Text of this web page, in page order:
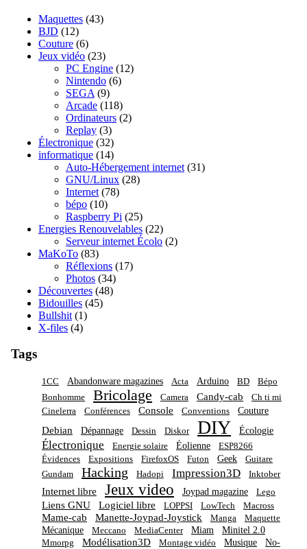
Maquettes (43)
BJD (12)
Couture (6)
Jeux vidéo (23)
PC Engine (12)
Nintendo (6)
SEGA (9)
Arcade (118)
Ordinateurs (2)
Replay (3)
Électronique (32)
informatique (14)
Auto-Hébergement internet (31)
GNU/Linux (28)
Internet (78)
bépo (10)
Raspberry Pi (25)
Energies Renouvelables (22)
Serveur internet Écolo (2)
MaKoTo (83)
Réflexions (17)
Photos (34)
Découvertes (48)
Bidouilles (45)
Bullshit (1)
X-files (4)
Tags
1CC Abandonware magazines Acta Arduino BD
Bépo
Bonhomme
Bricolage Camera Candy-cab
Ch ti mi
Cinelerra
Conférences Console Conventions Couture
Debian Dépannage Dessin Diskor DIY Écologie
Électronique Energie solaire Éolienne
ESP8266
Évidences
Expositions FirefoxOS Futon Geek
Guitare
Gundam
Hacking Hadopi Impression3D Inktober
Internet libre Jeux video Joypad magazine Lego
Liens GNU Logiciel libre LOPPSI LowTech Macross
Mame-cab Manette-Joypad-Joystick Manga Maquette
Mécanique Meccano MediaCenter Miam Minitel 2.0
Mmorpg Modélisation3D Montage vidéo Musique
No-